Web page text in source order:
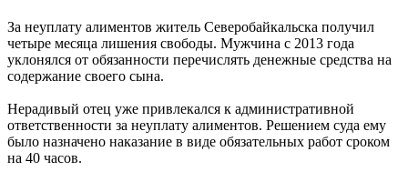
За неуплату алиментов житель Северобайкальска получил
четыре месяца лишения свободы. Мужчина с 2013 года
уклонялся от обязанности перечислять денежные средства на
содержание своего сына.
Нерадивый отец уже привлекался к административной
ответственности за неуплату алиментов. Решением суда ему
было назначено наказание в виде обязательных работ сроком
на 40 часов.